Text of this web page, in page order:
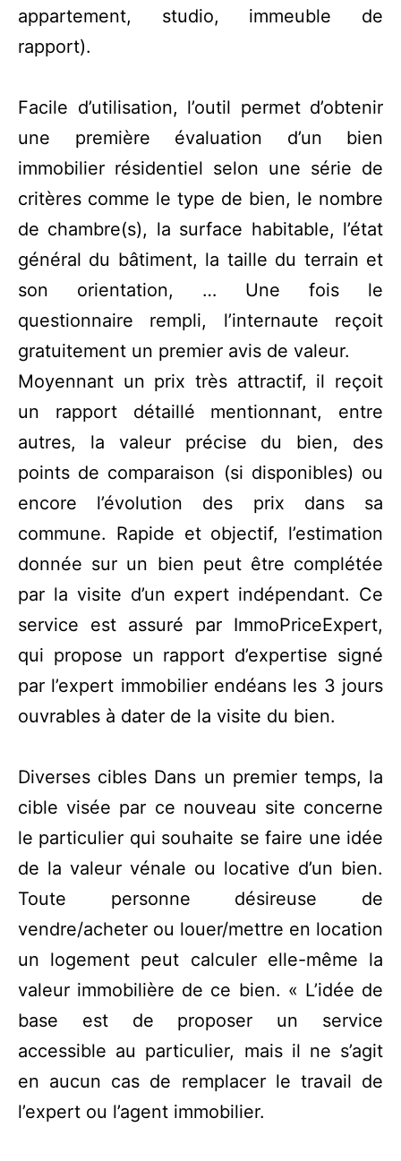
appartement, studio, immeuble de
rapport).
Facile d’utilisation, l’outil permet d’obtenir
une première évaluation d’un bien
immobilier résidentiel selon une série de
critères comme le type de bien, le nombre
de chambre(s), la surface habitable, l’état
général du bâtiment, la taille du terrain et
son orientation, … Une fois le
questionnaire rempli, l’internaute reçoit
gratuitement un premier avis de valeur.
Moyennant un prix très attractif, il reçoit
un rapport détaillé mentionnant, entre
autres, la valeur précise du bien, des
points de comparaison (si disponibles) ou
encore l’évolution des prix dans sa
commune. Rapide et objectif, l’estimation
donnée sur un bien peut être complétée
par la visite d’un expert indépendant. Ce
service est assuré par ImmoPriceExpert,
qui propose un rapport d’expertise signé
par l’expert immobilier endéans les 3 jours
ouvrables à dater de la visite du bien.
Diverses cibles Dans un premier temps, la
cible visée par ce nouveau site concerne
le particulier qui souhaite se faire une idée
de la valeur vénale ou locative d’un bien.
Toute personne désireuse de
vendre/acheter ou louer/mettre en location
un logement peut calculer elle-même la
valeur immobilière de ce bien. « L’idée de
base est de proposer un service
accessible au particulier, mais il ne s’agit
en aucun cas de remplacer le travail de
l’expert ou l’agent immobilier.